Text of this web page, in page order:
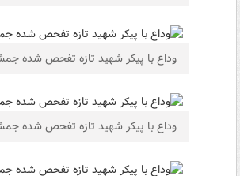
وداع با پیکر شهید تازه تفحص شده
وداع با پیکر شهید تازه تفحص شده